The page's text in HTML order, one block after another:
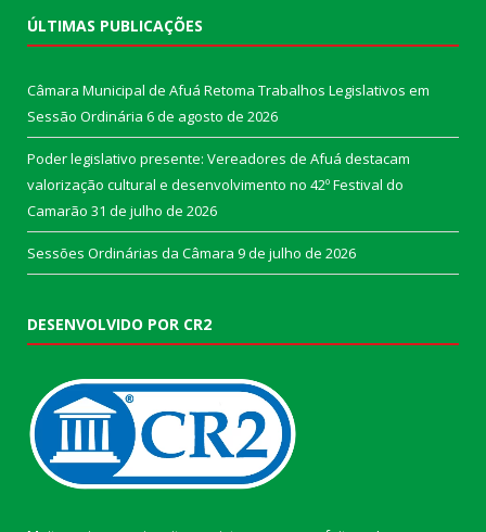
ÚLTIMAS PUBLICAÇÕES
Câmara Municipal de Afuá Retoma Trabalhos Legislativos em
Sessão Ordinária 6 de agosto de 2026
Poder legislativo presente: Vereadores de Afuá destacam
valorização cultural e desenvolvimento no 42º Festival do
Camarão 31 de julho de 2026
Sessões Ordinárias da Câmara 9 de julho de 2026
DESENVOLVIDO POR CR2